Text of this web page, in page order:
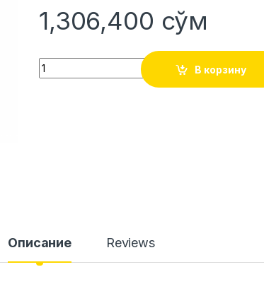
1,306,400 сўм
Quantity
В корзину
Описание Reviews